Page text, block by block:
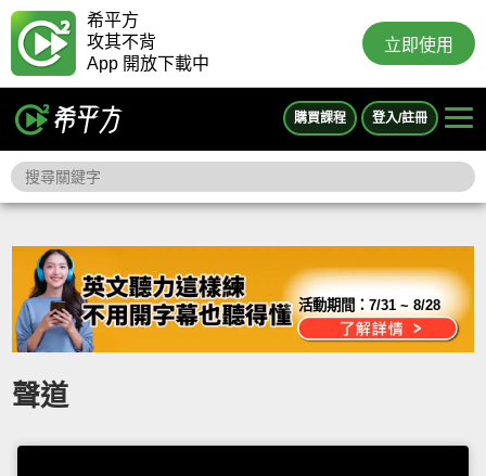
希平方
攻其不背
App 開放下載中
立即使用
購買課程 登入/註冊
活動期間：7/31 ~ 8/28
聲道